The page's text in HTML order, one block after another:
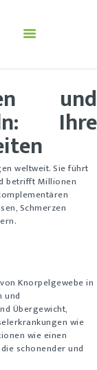
und
Ihre
weltweit. Sie führt
betrifft Millionen
Schmerzen
Knorpelgewebe in
und
Übergewicht,
wie
wie einen
schonender und